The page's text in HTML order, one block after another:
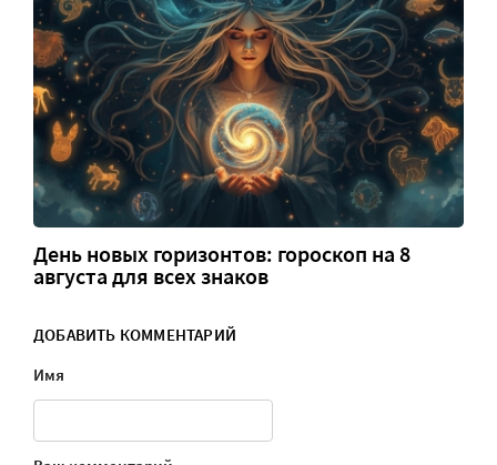
День новых горизонтов: гороскоп на 8
августа для всех знаков
ДОБАВИТЬ КОММЕНТАРИЙ
Имя